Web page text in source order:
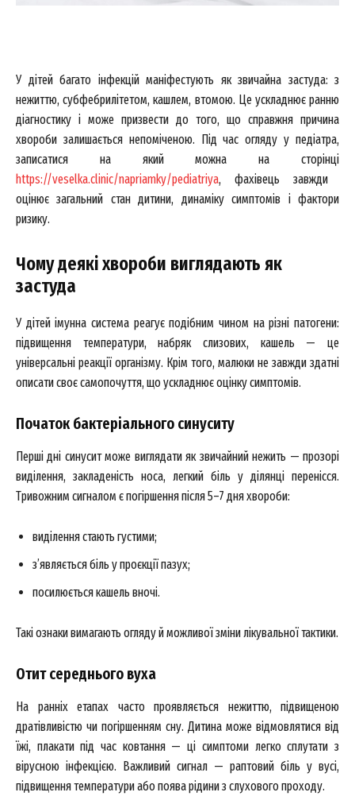
У дітей багато інфекцій маніфестують як звичайна застуда: з
нежиттю, субфебрилітетом, кашлем, втомою. Це ускладнює ранню
діагностику і може призвести до того, що справжня причина
хвороби залишається непоміченою. Під час огляду у педіатра,
записатися на який можна на сторінці
https://veselka.clinic/napriamky/pediatriya, фахівець завжди
оцінює загальний стан дитини, динаміку симптомів і фактори
ризику.
Чому деякі хвороби виглядають як
застуда
У дітей імунна система реагує подібним чином на різні патогени:
підвищення температури, набряк слизових, кашель — це
універсальні реакції організму. Крім того, малюки не завжди здатні
описати своє самопочуття, що ускладнює оцінку симптомів.
Початок бактеріального синуситу
Перші дні синусит може виглядати як звичайний нежить — прозорі
виділення, закладеність носа, легкий біль у ділянці перенісся.
Тривожним сигналом є погіршення після 5–7 дня хвороби:
виділення стають густими;
з’являється біль у проєкції пазух;
посилюється кашель вночі.
Такі ознаки вимагають огляду й можливої зміни лікувальної тактики.
Отит середнього вуха
На ранніх етапах часто проявляється нежиттю, підвищеною
дратівливістю чи погіршенням сну. Дитина може відмовлятися від
їжі, плакати під час ковтання — ці симптоми легко сплутати з
вірусною інфекцією. Важливий сигнал — раптовий біль у вусі,
підвищення температури або поява рідини з слухового проходу.